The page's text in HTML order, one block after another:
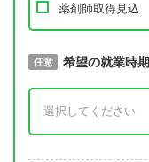
薬剤師取得見込
必須 取得予定年
任意 希望の就業時期